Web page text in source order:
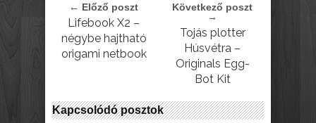
← Előző poszt
Lifebook X2 –
négybe hajtható
origami netbook
Következő poszt
→
Tojás plotter
Húsvétra –
Originals Egg-
Bot Kit
Kapcsolódó posztok